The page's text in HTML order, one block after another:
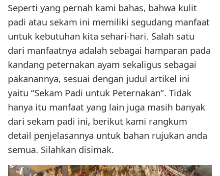
Seperti yang pernah kami bahas, bahwa kulit
padi atau sekam ini memiliki segudang manfaat
untuk kebutuhan kita sehari-hari. Salah satu
dari manfaatnya adalah sebagai hamparan pada
kandang peternakan ayam sekaligus sebagai
pakanannya, sesuai dengan judul artikel ini
yaitu “Sekam Padi untuk Peternakan”. Tidak
hanya itu manfaat yang lain juga masih banyak
dari sekam padi ini, berikut kami rangkum
detail penjelasannya untuk bahan rujukan anda
semua. Silahkan disimak.